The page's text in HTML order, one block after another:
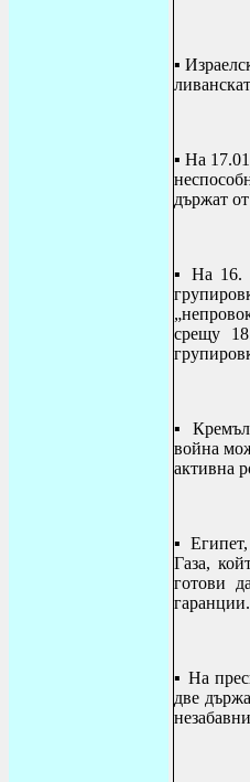
▪
▪ На
държат
▪ На 16.
срещу
▪
война
активна
▪
Газа,
готови
гаранции.
▪ На
две